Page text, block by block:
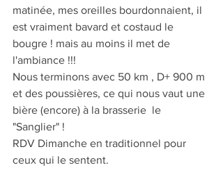
matinée, mes oreilles bourdonnaient, il
est vraiment bavard et costaud le
bougre ! mais au moins il met de
l'ambiance !!!
Nous terminons avec 50 km , D+ 900 m
et des poussières, ce qui nous vaut une
bière (encore) à la brasserie  le
"Sanglier" !
RDV Dimanche en traditionnel pour
ceux qui le sentent.